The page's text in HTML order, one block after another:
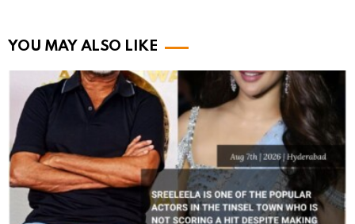
YOU MAY ALSO LIKE